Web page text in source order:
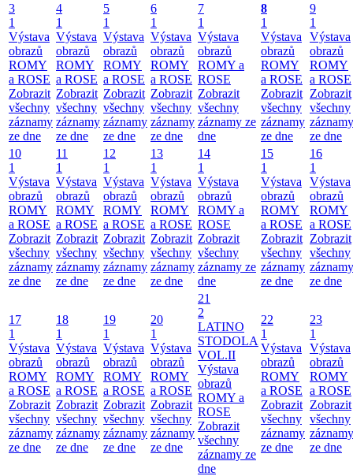
3
1
Výstava
obrazů
ROMY
a ROSE
Zobrazit
všechny
záznamy
ze dne
4
1
Výstava
obrazů
ROMY
a ROSE
Zobrazit
všechny
záznamy
ze dne
5
1
Výstava
obrazů
ROMY
a ROSE
Zobrazit
všechny
záznamy
ze dne
6
1
Výstava
obrazů
ROMY
a ROSE
Zobrazit
všechny
záznamy
ze dne
7
1
Výstava
obrazů
ROMY a
ROSE
Zobrazit
všechny
záznamy ze
dne
8
1
Výstava
obrazů
ROMY
a ROSE
Zobrazit
všechny
záznamy
ze dne
9
1
Výstava
obrazů
ROMY
a ROSE
Zobrazit
všechny
záznamy
ze dne
10
1
Výstava
obrazů
ROMY
a ROSE
Zobrazit
všechny
záznamy
ze dne
11
1
Výstava
obrazů
ROMY
a ROSE
Zobrazit
všechny
záznamy
ze dne
12
1
Výstava
obrazů
ROMY
a ROSE
Zobrazit
všechny
záznamy
ze dne
13
1
Výstava
obrazů
ROMY
a ROSE
Zobrazit
všechny
záznamy
ze dne
14
1
Výstava
obrazů
ROMY a
ROSE
Zobrazit
všechny
záznamy ze
dne
15
1
Výstava
obrazů
ROMY
a ROSE
Zobrazit
všechny
záznamy
ze dne
16
1
Výstava
obrazů
ROMY
a ROSE
Zobrazit
všechny
záznamy
ze dne
17
1
Výstava
obrazů
ROMY
a ROSE
Zobrazit
všechny
záznamy
ze dne
18
1
Výstava
obrazů
ROMY
a ROSE
Zobrazit
všechny
záznamy
ze dne
19
1
Výstava
obrazů
ROMY
a ROSE
Zobrazit
všechny
záznamy
ze dne
20
1
Výstava
obrazů
ROMY
a ROSE
Zobrazit
všechny
záznamy
ze dne
21
2
LATINO
STODOLA
VOL.II
Výstava
obrazů
ROMY a
ROSE
Zobrazit
všechny
záznamy ze
dne
22
1
Výstava
obrazů
ROMY
a ROSE
Zobrazit
všechny
záznamy
ze dne
23
1
Výstava
obrazů
ROMY
a ROSE
Zobrazit
všechny
záznamy
ze dne